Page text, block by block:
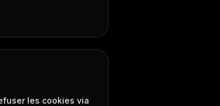
les cookies via